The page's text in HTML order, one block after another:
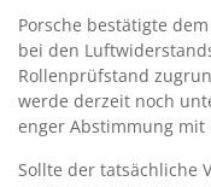
Porsche bestätigte
bei den
Rollenprüfstand
werde derzeit noch
enger Abstimmung mit
Sollte der tatsächliche